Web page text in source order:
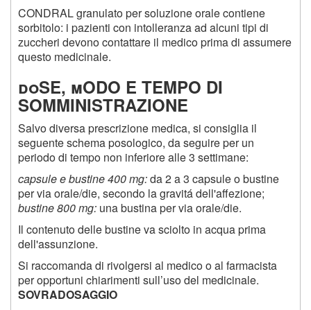
CONDRAL granulato per soluzione orale contiene
sorbitolo: i pazienti con intolleranza ad alcuni tipi di
zuccheri devono contattare il medico prima di assumere
questo medicinale.
doSE, mODO E TEMPO DI
SOMMINISTRAZIONE
Salvo diversa prescrizione medica, si consiglia il
seguente schema posologico, da seguire per un
periodo di tempo non inferiore alle 3 settimane:
capsule e bustine 400 mg:da 2 a 3 capsule o bustine
per via orale/die, secondo la gravitá dell'affezione;
bustine 800 mg: una bustina per via orale/die.
Il contenuto delle bustine va sciolto in acqua prima
dell'assunzione.
Si raccomanda di rivolgersi al medico o al farmacista
per opportuni chiarimenti sull’uso del medicinale.
SOVRADOSAGGIO